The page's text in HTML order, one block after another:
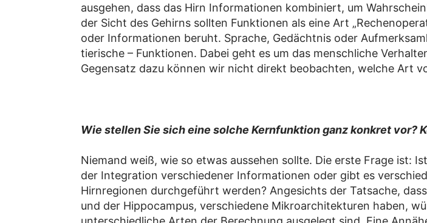
ausgehen, dass das Hirn Informationen kombiniert, um
der Sicht des Gehirns sollten Funktionen als eine Art
oder Informationen beruht. Sprache, Gedächtnis oder
tierische – Funktionen. Dabei geht es um das menschliche
Gegensatz dazu können wir nicht direkt beobachten, welche Art
Wie stellen Sie sich eine solche Kernfunktion ganz konkret vor?
Niemand weiß, wie so etwas aussehen sollte. Die erste Frage ist:
der Integration verschiedener Informationen oder gibt es
Hirnregionen durchgeführt werden? Angesichts der Tatsache,
und der Hippocampus, verschiedene Mikroarchitekturen haben,